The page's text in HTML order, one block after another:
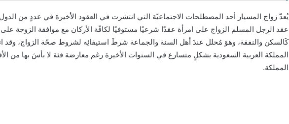
يُعدّ زواج المسيار أحد المصطلحات الاجتماعيّة التي انتشرت في العقود الأخيرة في عددٍ من الدول
عقد الرجل المسلم الزواج على امرأة عقدًا شرعيًا مستوفيًا لكافّة الأركان مع موافقة الزوجة
كَالسكن والنفقة، وهوَ مُحلل عندَ أهل السنة والجماعة شرطَ استيفائِه لشروط صحّة الزواج، وقد
المملكة العربية السعودية بشكلٍ متسارع في السنوات الأخيرة رغم معارضة فئة لا بأسَ بها من
المملكة.